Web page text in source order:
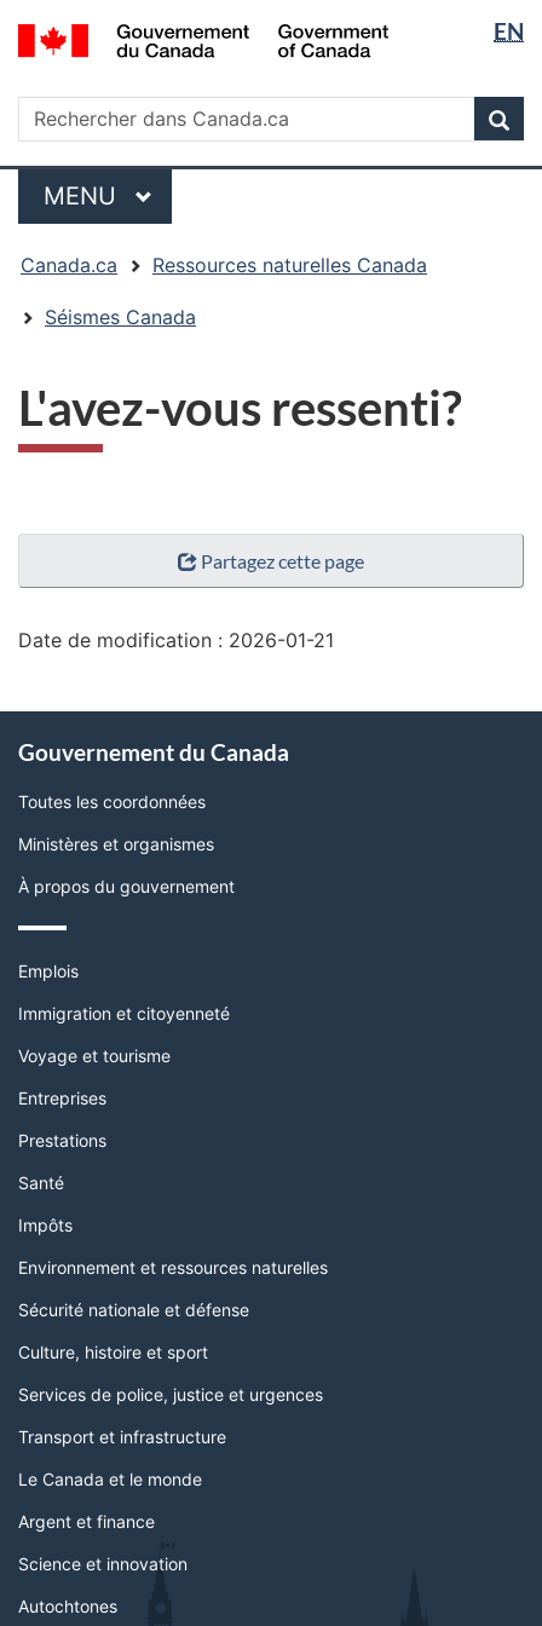
Passer
au
principal
Passer
à
sujet
du
gouvernement »
Passer
à
version
HTML
simplifiée
la
langue
EN
Rechercher
Rechercher
dans
Canada.ca
Menu
MENU PRINCIPAL
êtes
ici
Canada.ca Ressources naturelles Canada
Séismes Canada
L'avez-vous ressenti?
"Détails
page"
Partagez cette page
Date de modification : 2026-01-21
propos
de
ce
Gouvernement du Canada
Toutes les coordonnées
Ministères et organismes
À propos du gouvernement
Thèmes
sujets
Emplois
Immigration et citoyenneté
Voyage et tourisme
Entreprises
Prestations
Santé
Impôts
Environnement et ressources naturelles
Sécurité nationale et défense
Culture, histoire et sport
Services de police, justice et urgences
Transport et infrastructure
Le Canada et le monde
Argent et finance
Science et innovation
Autochtones